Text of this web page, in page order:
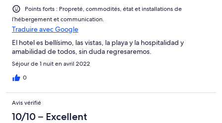
Points forts : Propreté, commodités, état et installations de
l’hébergement et communication.
Traduire avec Google
El hotel es bellísimo, las vistas, la playa y la hospitalidad y
amabilidad de todos, sin duda regresaremos.
Séjour de 1 nuit en avril 2022
0
Avis vérifié
10/10 – Excellent